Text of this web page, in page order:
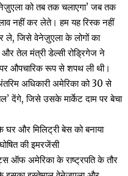
को तब तक चलाएगा’ जब तक
नहीं कर लेते। हम यह रिस्क नहीं
जिसे वेनेज़ुएला के लोगों का
और तेल मंत्री डेल्सी रोड्रिगेज ने
औपचारिक रूप से शपथ ली थी।
अधिकारी अमेरिका को 30 से
देंगे, जिसे उसके मार्केट दाम पर बेचा
घर और मिलिट्री बेस को बनाया
की इमरजेंसी
ऑफ अमेरिका के राष्ट्रपति के तौर